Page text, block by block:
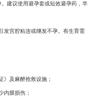
建议使用避孕套或短效避孕药，半
发宫腔粘连或继发不孕。有生育需
》及麻醉抢救设施；
内膜损伤；